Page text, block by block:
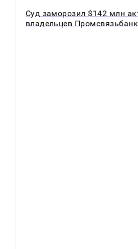
Суд заморозил $142 млн
владельцев